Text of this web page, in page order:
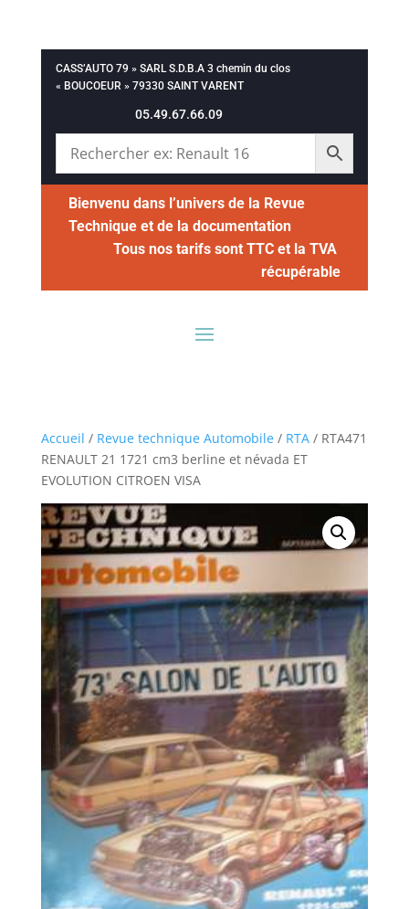
CASS’AUTO 79 » SARL S.D.B.A 3 chemin du clos
« BOUCOEUR » 79330 SAINT VARENT
05.49.67.66.09
Bienvenu dans l’univers de la Revue
Technique et de la documentation
Tous nos tarifs sont TTC et la TVA
récupérable
Accueil / Revue technique Automobile/ RTA/ RTA471
RENAULT 21 1721 cm3 berline et névada ET
EVOLUTION CITROEN VISA